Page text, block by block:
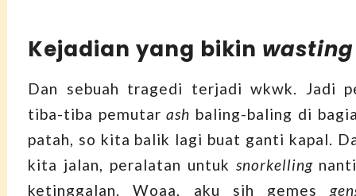
Kejadian yang bikin
Dan sebuah tragedi terjadi wkwk. Jadi
tiba-tiba pemutarash baling-baling di
patah, so kita balik lagi buat ganti kapal.
kita jalan, peralatan untuk snorkelling
ketinggalan. Woaa, aku sih gemes